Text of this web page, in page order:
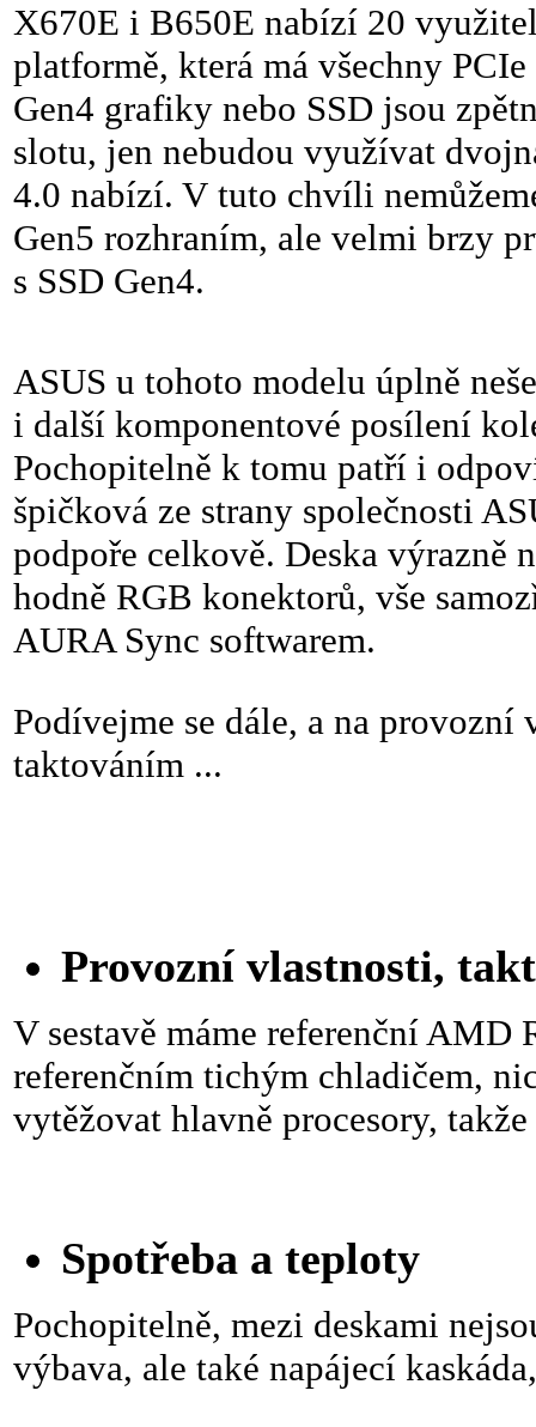
X670E i B650E nabízí 20
platformě, která má všechny
Gen4 grafiky nebo SSD jsou
slotu, jen nebudou využívat
4.0 nabízí. V tuto chvíli
Gen5 rozhraním, ale velmi brzy
s SSD Gen4.
ASUS u tohoto modelu úplně
i další komponentové posílení
Pochopitelně k tomu patří i
špičková ze strany společnosti
podpoře celkově. Deska výrazně
hodně RGB konektorů, vše
AURA Sync softwarem.
Podívejme se dále, a na provozní
taktováním ...
Provozní vlastnosti,
V sestavě máme referenční
referenčním tichým chladičem,
vytěžovat hlavně procesory,
Spotřeba a teploty
Pochopitelně, mezi deskami
výbava, ale také napájecí